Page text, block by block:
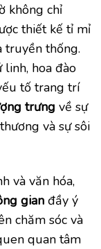
không chỉ
thiết kế tỉ mỉ
truyền thống.
linh, hoa đào
tố trang trí
trưng về sự
và sự sôi
và văn hóa,
gian đầy ý
chăm sóc và
quan tâm